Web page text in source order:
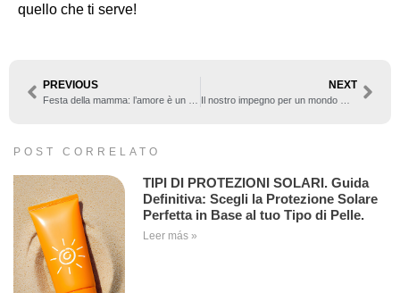
POST CORRELATO
TIPI DI PROTEZIONI SOLARI. Guida
Definitiva: Scegli la Protezione Solare
Perfetta in Base al tuo Tipo di Pelle.
Leer más »
quello che ti serve!
PREVIOUS NEXT